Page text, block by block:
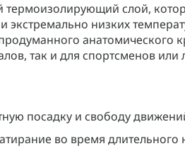
термоизолирующий слой,
экстремально низких
анатомического
так и для спортсменов или
посадку и свободу
во время длительного